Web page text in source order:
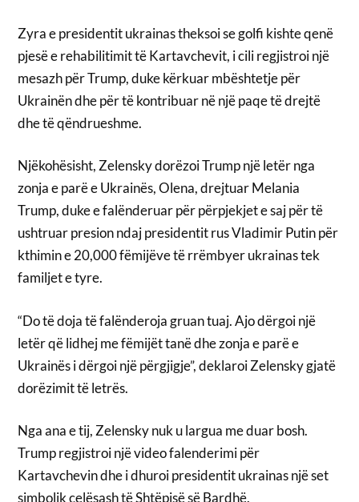
Zyra e presidentit ukrainas theksoi se golfi kishte qenë
pjesë e rehabilitimit të Kartavchevit, i cili regjistroi një
mesazh për Trump, duke kërkuar mbështetje për
Ukrainën dhe për të kontribuar në një paqe të drejtë
dhe të qëndrueshme.
Njëkohësisht, Zelensky dorëzoi Trump një letër nga
zonja e parë e Ukrainës, Olena, drejtuar Melania
Trump, duke e falënderuar për përpjekjet e saj për të
ushtruar presion ndaj presidentit rus Vladimir Putin për
kthimin e 20,000 fëmijëve të rrëmbyer ukrainas tek
familjet e tyre.
“Do të doja të falënderoja gruan tuaj. Ajo dërgoi një
letër që lidhej me fëmijët tanë dhe zonja e parë e
Ukrainës i dërgoi një përgjigje”, deklaroi Zelensky gjatë
dorëzimit të letrës.
Nga ana e tij, Zelensky nuk u largua me duar bosh.
Trump regjistroi një video falenderimi për
Kartavchevin dhe i dhuroi presidentit ukrainas një set
simbolik çelësash të Shtëpisë së Bardhë.